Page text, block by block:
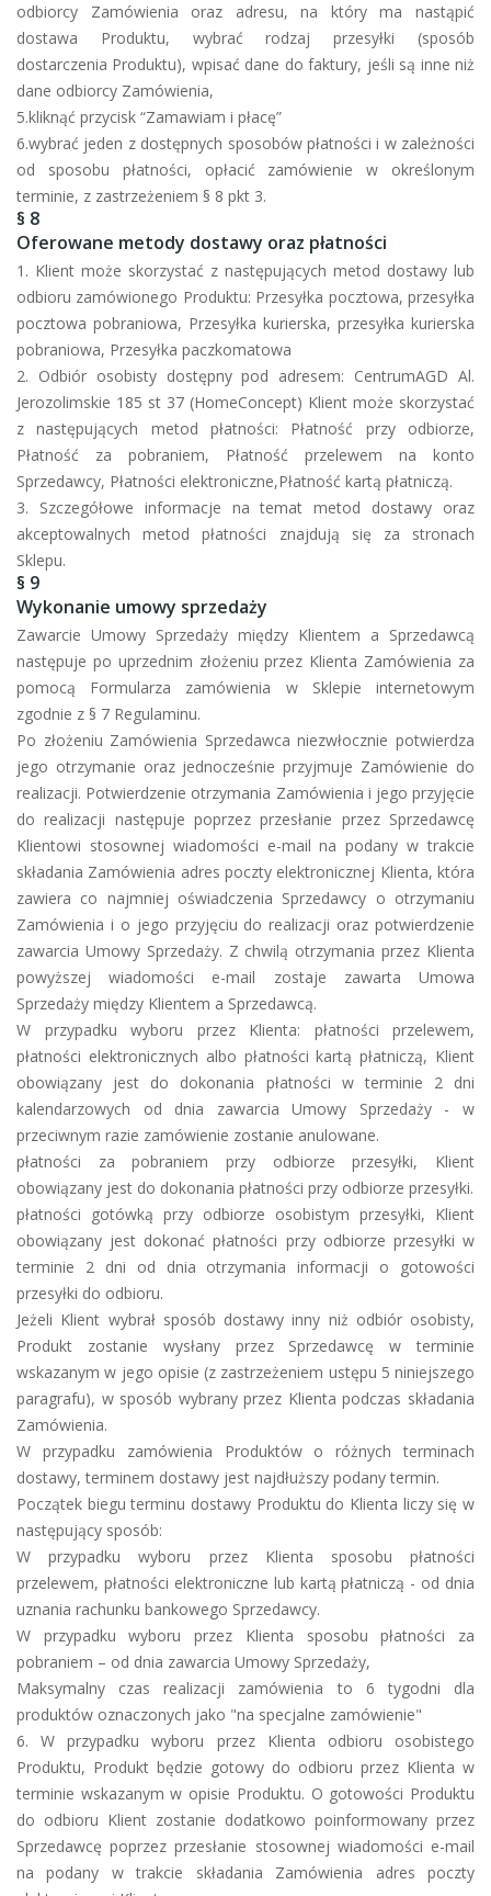
odbiorcy Zamówienia oraz adresu, na który ma nastąpić
dostawa Produktu, wybrać rodzaj przesyłki (sposób
dostarczenia Produktu), wpisać dane do faktury, jeśli są inne niż
dane odbiorcy Zamówienia,
5.kliknąć przycisk “Zamawiam i płacę”
6.wybrać jeden z dostępnych sposobów płatności i w zależności
od sposobu płatności, opłacić zamówienie w określonym
terminie, z zastrzeżeniem § 8 pkt 3.
§ 8
Oferowane metody dostawy oraz płatności
1. Klient może skorzystać z następujących metod dostawy lub
odbioru zamówionego Produktu: Przesyłka pocztowa, przesyłka
pocztowa pobraniowa, Przesyłka kurierska, przesyłka kurierska
pobraniowa, Przesyłka paczkomatowa
2. Odbiór osobisty dostępny pod adresem: CentrumAGD Al.
Jerozolimskie 185 st 37 (HomeConcept) Klient może skorzystać
z następujących metod płatności: Płatność przy odbiorze,
Płatność za pobraniem, Płatność przelewem na konto
Sprzedawcy, Płatności elektroniczne,Płatność kartą płatniczą.
3. Szczegółowe informacje na temat metod dostawy oraz
akceptowalnych metod płatności znajdują się za stronach
Sklepu.
§ 9
Wykonanie umowy sprzedaży
Zawarcie Umowy Sprzedaży między Klientem a Sprzedawcą
następuje po uprzednim złożeniu przez Klienta Zamówienia za
pomocą Formularza zamówienia w Sklepie internetowym
zgodnie z § 7 Regulaminu.
Po złożeniu Zamówienia Sprzedawca niezwłocznie potwierdza
jego otrzymanie oraz jednocześnie przyjmuje Zamówienie do
realizacji. Potwierdzenie otrzymania Zamówienia i jego przyjęcie
do realizacji następuje poprzez przesłanie przez Sprzedawcę
Klientowi stosownej wiadomości e-mail na podany w trakcie
składania Zamówienia adres poczty elektronicznej Klienta, która
zawiera co najmniej oświadczenia Sprzedawcy o otrzymaniu
Zamówienia i o jego przyjęciu do realizacji oraz potwierdzenie
zawarcia Umowy Sprzedaży. Z chwilą otrzymania przez Klienta
powyższej wiadomości e-mail zostaje zawarta Umowa
Sprzedaży między Klientem a Sprzedawcą.
W przypadku wyboru przez Klienta: płatności przelewem,
płatności elektronicznych albo płatności kartą płatniczą, Klient
obowiązany jest do dokonania płatności w terminie 2 dni
kalendarzowych od dnia zawarcia Umowy Sprzedaży - w
przeciwnym razie zamówienie zostanie anulowane.
płatności za pobraniem przy odbiorze przesyłki, Klient
obowiązany jest do dokonania płatności przy odbiorze przesyłki.
płatności gotówką przy odbiorze osobistym przesyłki, Klient
obowiązany jest dokonać płatności przy odbiorze przesyłki w
terminie 2 dni od dnia otrzymania informacji o gotowości
przesyłki do odbioru.
Jeżeli Klient wybrał sposób dostawy inny niż odbiór osobisty,
Produkt zostanie wysłany przez Sprzedawcę w terminie
wskazanym w jego opisie (z zastrzeżeniem ustępu 5 niniejszego
paragrafu), w sposób wybrany przez Klienta podczas składania
Zamówienia.
W przypadku zamówienia Produktów o różnych terminach
dostawy, terminem dostawy jest najdłuższy podany termin.
Początek biegu terminu dostawy Produktu do Klienta liczy się w
następujący sposób:
W przypadku wyboru przez Klienta sposobu płatności
przelewem, płatności elektroniczne lub kartą płatniczą - od dnia
uznania rachunku bankowego Sprzedawcy.
W przypadku wyboru przez Klienta sposobu płatności za
pobraniem – od dnia zawarcia Umowy Sprzedaży,
Maksymalny czas realizacji zamówienia to 6 tygodni dla
produktów oznaczonych jako "na specjalne zamówienie"
6. W przypadku wyboru przez Klienta odbioru osobistego
Produktu, Produkt będzie gotowy do odbioru przez Klienta w
terminie wskazanym w opisie Produktu. O gotowości Produktu
do odbioru Klient zostanie dodatkowo poinformowany przez
Sprzedawcę poprzez przesłanie stosownej wiadomości e-mail
na podany w trakcie składania Zamówienia adres poczty